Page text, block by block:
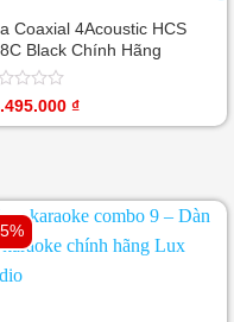
Coaxial 4Acoustic HCS
Black Chính Hãng
₫